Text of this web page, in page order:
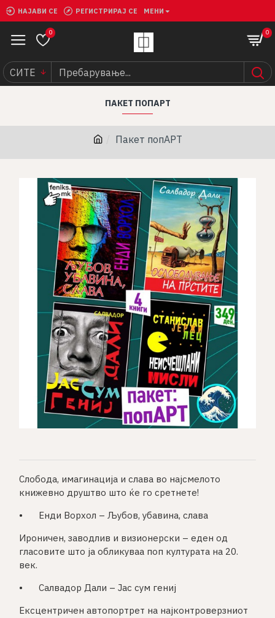
НАЈАВИ СЕ РЕГИСТРИРАЈ СЕ МЕНИ
0 0
СИТЕ
Пакет попАРТ
ПАКЕТ ПОПАРТ
Слобода, имагинација и слава во најсмелото
книжевно друштво што ќе го сретнете!
•
Енди Ворхол – Љубов, убавина, слава
Ироничен, заводлив и визионерски – еден од
гласовите што ја обликуваа поп културата на 20.
век.
•
Салвадор Дали – Јас сум гениј
Ексцентричен автопортрет на најконтроверзниот